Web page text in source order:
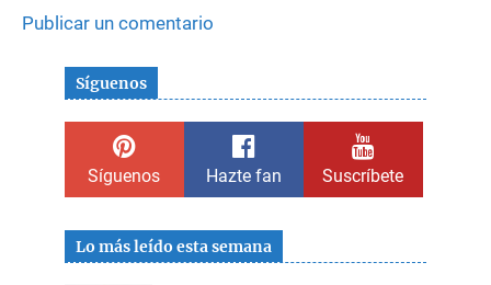
Publicar un comentario
Síguenos
Síguenos Hazte fan Suscríbete
Lo más leído esta semana